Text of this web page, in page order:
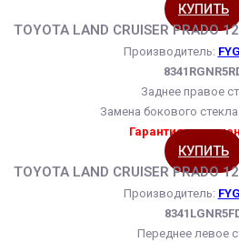
КУПИТЬ
TOYOTA LAND CRUISER PRADO
Производитель: FYG
Заднее правое
Замена бокового
Гарантия на
КУПИТЬ
TOYOTA LAND CRUISER PRADO
Производитель: FYG
Переднее левое